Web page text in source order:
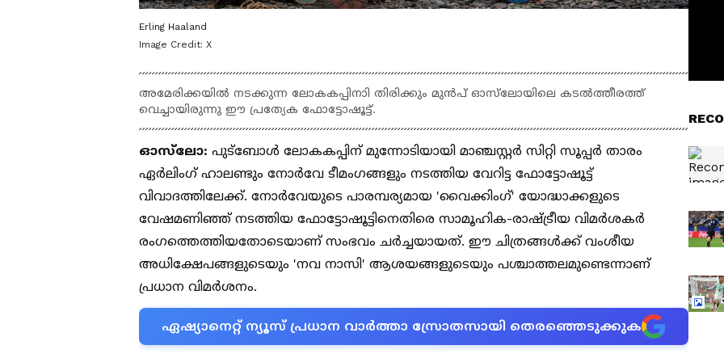
Erling Haaland
Image Credit: X
അമേരിക്കയിൽ നടക്കുന്ന ലോകകപ്പിനാി തിരിക്കും മുൻപ് ഓസ്‌ലോയിലെ കടൽത്തീരത്ത്
വെച്ചായിരുന്നു ഈ പ്രത്യേക ഫോട്ടോഷൂട്ട്.
ഓസ്‌ലോ: പുട്ബോള്‍ ലോകകപ്പിന് മുന്നോടിയായി മാഞ്ചസ്റ്റർ സിറ്റി സൂപ്പർ താരം
ഏർലിംഗ് ഹാലണ്ടും നോർവേ ടീമംഗങ്ങളും നടത്തിയ വേറിട്ട ഫോട്ടോഷൂട്ട്
വിവാദത്തിലേക്ക്. നോർവേയുടെ പാരമ്പര്യമായ 'വൈക്കിംഗ്' യോദ്ധാക്കളുടെ
വേഷമണിഞ്ഞ് നടത്തിയ ഫോട്ടോഷൂട്ടിനെതിരെ സാമൂഹിക-രാഷ്ട്രീയ വിമർശകർ
രംഗത്തെത്തിയതോടെയാണ് സംഭവം ചർച്ചയായത്. ഈ ചിത്രങ്ങൾക്ക് വംശീയ
അധിക്ഷേപങ്ങളുടെയും 'നവ നാസി' ആശയങ്ങളുടെയും പശ്ചാത്തലമുണ്ടെന്നാണ്
പ്രധാന വിമർശനം.
ഏഷ്യാനെറ്റ് ന്യൂസ് പ്രധാന വാർത്താ സ്രോതസായി തെരഞ്ഞെടുക്കുക